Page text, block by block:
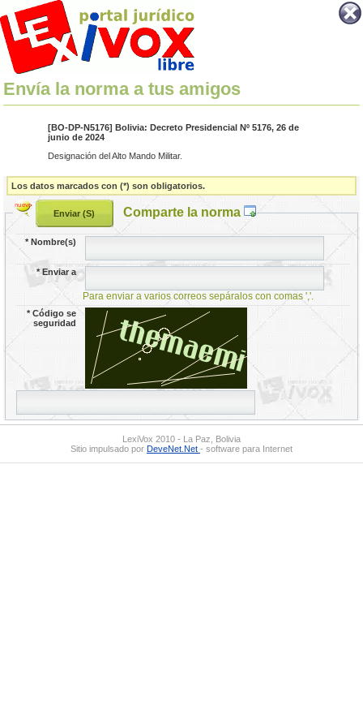
Envía la norma a tus amigos
[BO-DP-N5176] Bolivia: Decreto Presidencial Nº 5176, 26 de
junio de 2024
Designación del Alto Mando Militar.
Los datos marcados con (*) son obligatorios.
Comparte la norma
*Nombre(s)
*Enviar a
Para enviar a varios correos sepáralos con comas ','.
*Código se
seguridad
LexiVox 2010 - La Paz, Bolivia
Sitio impulsado por DeveNet.Net - software para Internet